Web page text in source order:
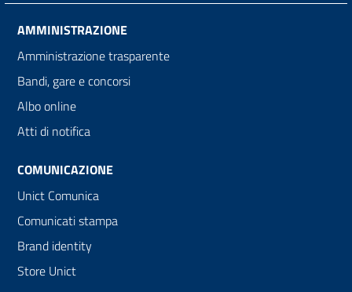
AMMINISTRAZIONE
Amministrazione trasparente
Bandi, gare e concorsi
Albo online
Atti di notifica
COMUNICAZIONE
Unict Comunica
Comunicati stampa
Brand identity
Store Unict